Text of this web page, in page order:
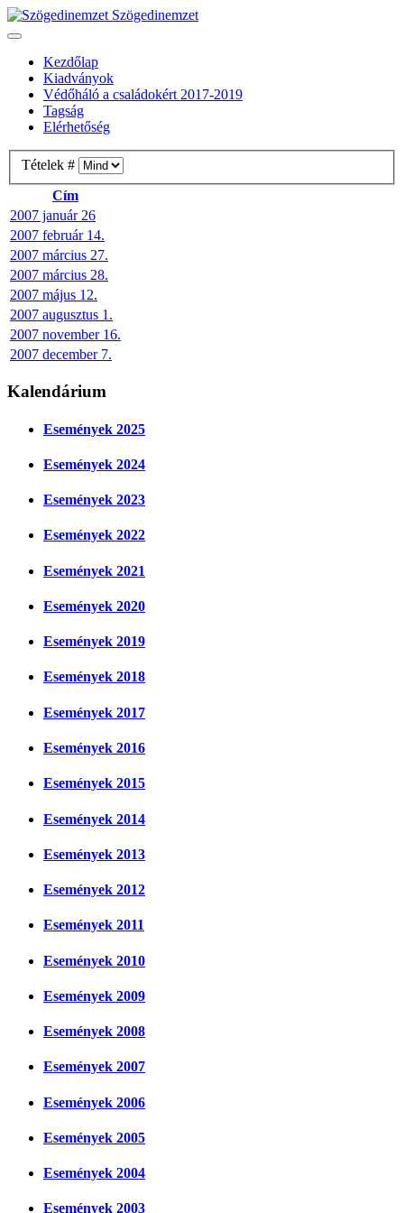
Szögedinemzet
Kezdőlap
Kiadványok
Védőháló a családokért 2017-2019
Tagság
Elérhetőség
Tételek #
Cím
2007 január 26
2007 február 14.
2007 március 27.
2007 március 28.
2007 május 12.
2007 augusztus 1.
2007 november 16.
2007 december 7.
Kalendárium
Események 2025
Események 2024
Események 2023
Események 2022
Események 2021
Események 2020
Események 2019
Események 2018
Események 2017
Események 2016
Események 2015
Események 2014
Események 2013
Események 2012
Események 2011
Események 2010
Események 2009
Események 2008
Események 2007
Események 2006
Események 2005
Események 2004
Események 2003